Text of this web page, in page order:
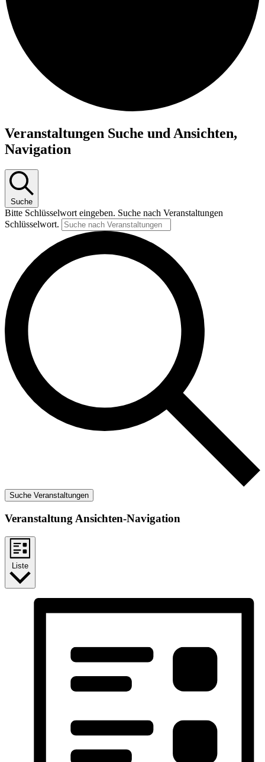
Veranstaltungen Suche und Ansichten,
Navigation
Suche
Bitte Schlüsselwort eingeben. Suche nach Veranstaltungen
Schlüsselwort.
Suche Veranstaltungen
Veranstaltung Ansichten-Navigation
Liste